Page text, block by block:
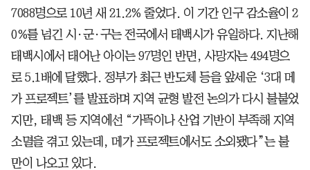
7088명으로 10년 새 21.2% 줄었다. 이 기간 인구 감소율이 2
0%를 넘긴 시·군·구는 전국에서 태백시가 유일하다. 지난해
태백시에서 태어난 아이는 97명인 반면, 사망자는 494명으
로 5.1배에 달했다. 정부가 최근 반도체 등을 앞세운 ‘3대 메
가 프로젝트’를 발표하며 지역 균형 발전 논의가 다시 불붙었
지만, 태백 등 지역에선 “가뜩이나 산업 기반이 부족해 지역
소멸을 겪고 있는데, 메가 프로젝트에서도 소외됐다”는 불
만이 나오고 있다.